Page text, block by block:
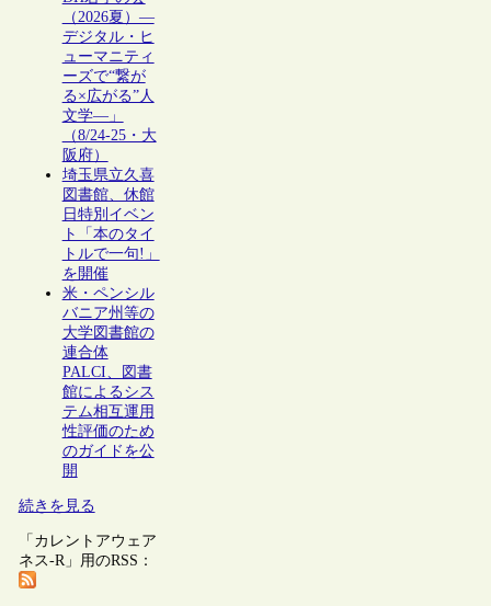
（2026夏）―
デジタル・ヒ
ューマニティ
ーズで“繋が
る×広がる”人
文学―」
（8/24-25・大
阪府）
埼玉県立久喜
図書館、休館
日特別イベン
ト「本のタイ
トルで一句!」
を開催
米・ペンシル
バニア州等の
大学図書館の
連合体
PALCI、図書
館によるシス
テム相互運用
性評価のため
のガイドを公
開
続きを見る
「カレントアウェア
ネス-R」用のRSS：